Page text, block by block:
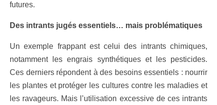
futures.
Des intrants jugés essentiels… mais problématiques
Un exemple frappant est celui des intrants chimiques,
notamment les engrais synthétiques et les pesticides.
Ces derniers répondent à des besoins essentiels : nourrir
les plantes et protéger les cultures contre les maladies et
les ravageurs. Mais l’utilisation excessive de ces intrants